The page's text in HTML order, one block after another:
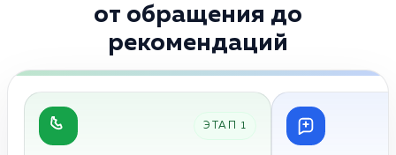
от обращения до
рекомендаций
ЭТАП 1